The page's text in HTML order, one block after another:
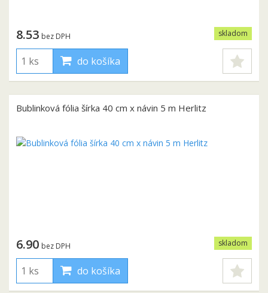
skladom
8.53 bez DPH
do košíka
Bublinková fólia šírka 40 cm x návin 5 m Herlitz
skladom
6.90 bez DPH
do košíka